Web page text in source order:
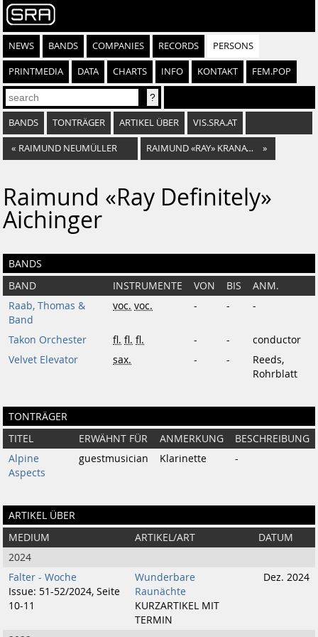
NEWS BANDS COMPANIES RECORDS PERSONS
PRINTMEDIA DATA CHARTS INFO KONTAKT FEM.POP
BANDS TONTRÄGER ARTIKEL ÜBER VIS.SRA.AT
« RAIMUND NEUMÜLLER RAIMUND «RAY» KRANAWETTER »
Raimund «Ray Definitely»
Aichinger
BANDS
BAND INSTRUMENTE VON BIS
ANM.
Raab, Thomas &
Band
voc. voc. - - -
Takon Orchester fl. fl. fl. - -
conductor
Velvet Elevator
sax. - -
Reeds,
Rohrblatt
TONTRÄGER
TITEL ERWÄHNT FÜR ANMERKUNG
BESCHREIBUNG
Alpine
Aspects
guestmusician Klarinette -
ARTIKEL ÜBER
MEDIUM ARTIKEL/ART
DATUM
2024
Falter - Woche
Issue: 51-52/2024, Seite
10-11
Wunderbare
Raunächte
KURZARTIKEL MIT
TERMIN
Dez. 2024